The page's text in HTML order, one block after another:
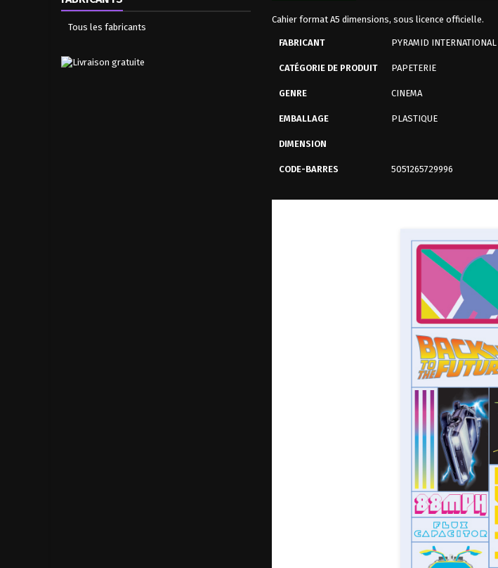
Tous les fabricants
Cahier format A5 dimensions, sous licence officielle.
FABRICANT PYRAMID INTERNATIONAL
CATÉGORIE DE PRODUIT PAPETERIE
GENRE CINEMA
EMBALLAGE PLASTIQUE
DIMENSION
CODE-BARRES 5051265729996